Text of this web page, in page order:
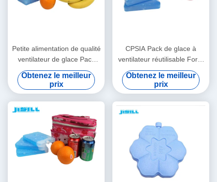
Petite alimentation de qualité
ventilateur de glace Pack
Isolation HDPE + gel
Matériau pour les chaudes
journées d'été Pour les
aliments surgelés
Obtenez le meilleur
prix
CPSIA Pack de glace à
ventilateur réutilisable Forte
étanchéité pour pique-nique
et barbecue à l'extérieur
Pour les aliments surgelés
Obtenez le meilleur
prix